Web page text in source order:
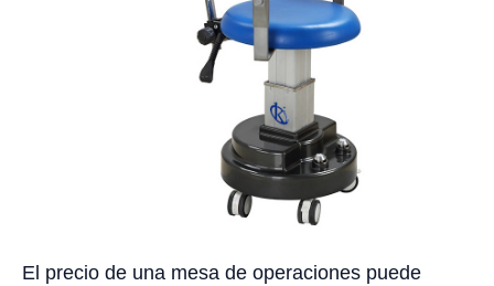
El precio de una mesa de operaciones puede